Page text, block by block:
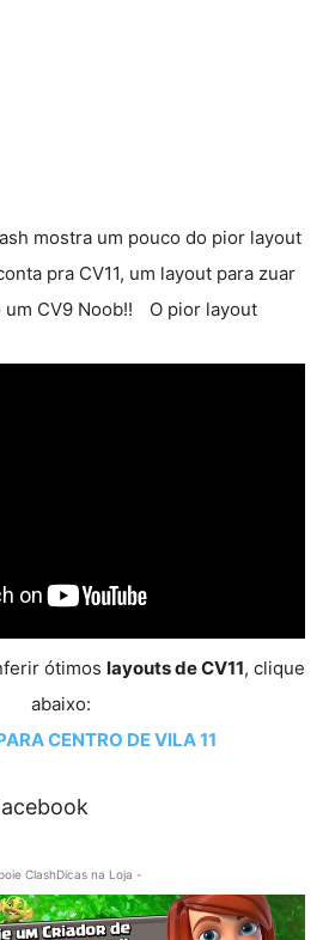
mostra um pouco do pior layout
pra CV11, um layout para zuar
CV9 Noob!!
O pior layout
ótimos layouts de CV11, clique
abaixo:
CENTRO DE VILA 11
ClashDicas na Loja -